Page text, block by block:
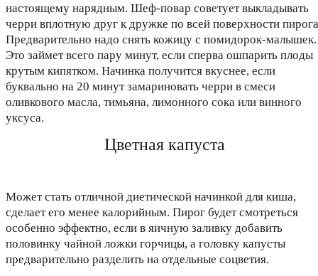
настоящему нарядным. Шеф-повар советует выкладывать
черри вплотную друг к дружке по всей поверхности
Предварительно надо снять кожицу с помидорок-малышек.
Это займет всего пару минут, если сперва ошпарить плоды
крутым кипятком. Начинка получится вкуснее, если
буквально на 20 минут замариновать черри в смеси
оливкового масла, тимьяна, лимонного сока или винного
уксуса.
Цветная капуста
Может стать отличной диетической начинкой для киша,
сделает его менее калорийным. Пирог будет смотреться
особенно эффектно, если в яичную заливку добавить
половинку чайной ложки горчицы, а головку капусты
предварительно разделить на отдельные соцветия.